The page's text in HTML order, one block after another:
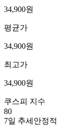
34,900원
평균가
34,900원
최고가
34,900원
쿠스피 지수
80
7일 추세 안정적